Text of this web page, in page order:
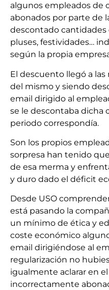
algunos empleados de
abonados por parte de
descontado cantidades
pluses, festividades…
según la propia
El descuento llegó a
del mismo y siendo
email dirigido al
se le descontaba dicha
periodo correspondía.
Son los propios
sorpresa han tenido
de esa merma y
y duro dado el déficit
Desde USO
está pasando la
un mínimo de ética y
coste económico
email dirigiéndose al
regularización no
igualmente aclarar en
incorrectamente